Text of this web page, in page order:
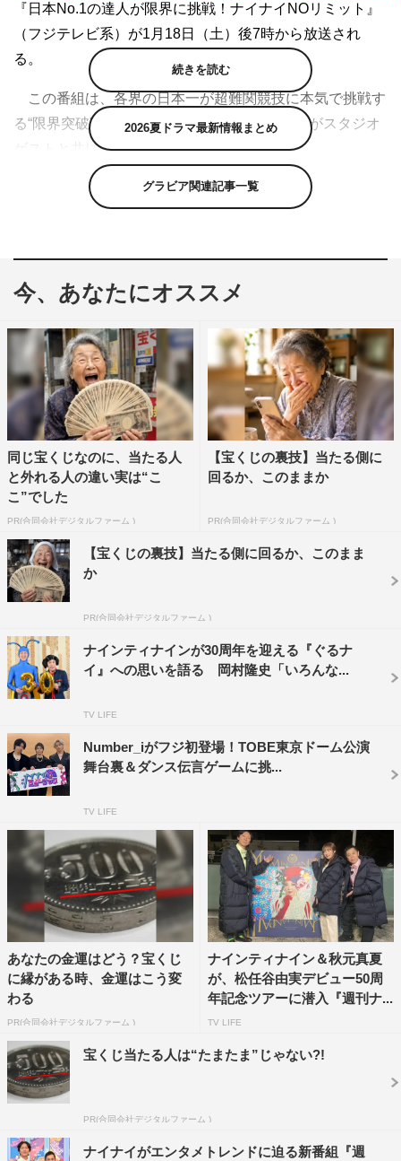
『日本No.1の達人が限界に挑戦！ナイナイNOリミット』
（フジテレビ系）が1月18日（土）後7時から放送され
る。
この番組は、各界の日本一が超難関競技に本気で挑戦す
る“限界突破”バラエティ。岡村隆史、矢部浩之がスタジオ
ゲストと共に、限界ラインを予想する。
番組に登場するのは「マグロ1匹30キロの完食」を目指
す大食い姉妹・はらぺこツインズ、「レアな名前100人を
2時間で丸暗記」に挑戦する“美しき日本人女性No.1記憶力
力挑戦に“リアルキン肉マン”横川尚隆といった各界を代表
する達人たち。
スタジオでは、中国雑技団員が積み上げられた6つの椅
子の上で逆立ちするというスゴ技に挑戦。自身の記録を更
新するべく、さらに7段目、8段目に挑む。
続きを読む
2026夏ドラマ最新情報まとめ
グラビア関連記事一覧
今、あなたにオススメ
同じ宝くじなのに、当たる人
と外れる人の違い実は“こ
こ”でした
PR(合同会社デジタルファーム )
【宝くじの裏技】当たる側に
回るか、このままか
PR(合同会社デジタルファーム )
【宝くじの裏技】当たる側に回るか、このまま
か
PR(合同会社デジタルファーム )
ナインティナインが30周年を迎える『ぐるナ
イ』への思いを語る 岡村隆史「いろんな...
TV LIFE
Number_iがフジ初登場！TOBE東京ドーム公演
舞台裏＆ダンス伝言ゲームに挑...
TV LIFE
あなたの金運はどう？宝くじ
に縁がある時、金運はこう変
わる
PR(合同会社デジタルファーム )
ナインティナイン＆秋元真夏
が、松任谷由実デビュー50周
年記念ツアーに潜入『週刊ナ...
TV LIFE
宝くじ当たる人は“たまたま”じゃない?!
PR(合同会社デジタルファーム )
ナイナイがエンタメトレンドに迫る新番組『週